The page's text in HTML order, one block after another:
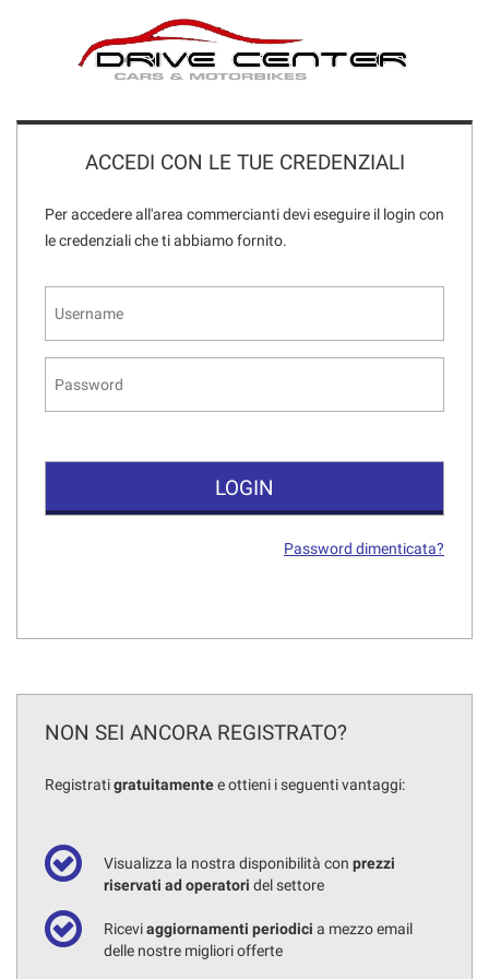
ACCEDI CON LE TUE CREDENZIALI
Per accedere all'area commercianti devi eseguire il login con
le credenziali che ti abbiamo fornito.
Password dimenticata?
NON SEI ANCORA REGISTRATO?
Registratigratuitamentee ottieni i seguenti vantaggi:
Visualizza la nostra disponibilità con prezzi
riservati ad operatori del settore
Riceviaggiornamenti periodici a mezzo email
delle nostre migliori offerte